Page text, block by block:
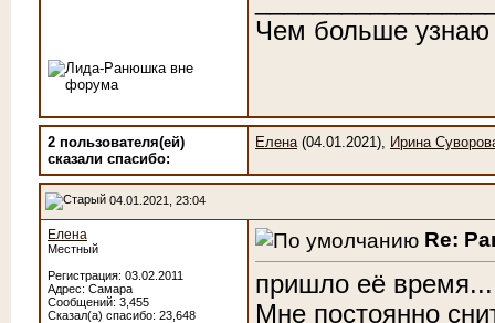
Чем больше
2 пользователя(ей)
сказали cпасибо:
Елена(04.01.2021), Ирина
04.01.2021, 23:04
Елена
Местный
Регистрация: 03.02.2011
Адрес: Самара
Сообщений: 3,455
Сказал(а) спасибо: 23,648
Re:
пришло её
Мне постоянно